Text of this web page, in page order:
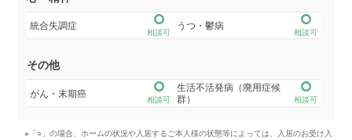
統合失調症
相談可
うつ・鬱病
相談可
その他
がん・末期癌
相談可
生活不活発病（廃用症候
群）
相談可
※「○」の場合、ホームの状況や入居するご本人様の状態等によっては、入居のお受け入